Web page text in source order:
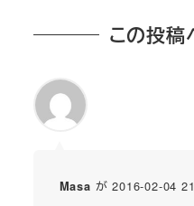
この投稿
Masa が 2016-02-04